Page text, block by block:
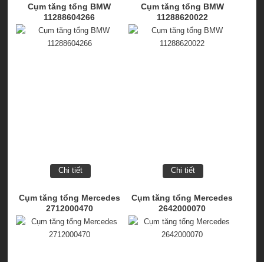
Cụm tăng tổng BMW
11288604266
Chi tiết
Cụm tăng tổng BMW
11288620022
Chi tiết
Cụm tăng tổng Mercedes
2712000470
Cụm tăng tổng Mercedes
2642000070